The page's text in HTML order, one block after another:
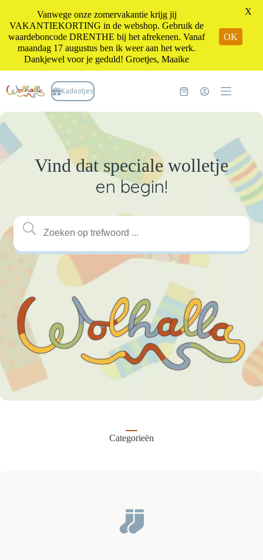
naar
de
Kadootjes Winkelwagen
Vind dat speciale wolletje
en begin!
Categorieën
Vanwege onze zomervakantie krijg jij
VAKANTIEKORTING in de webshop. Gebruik de
waardeboncode DRENTHE bij het afrekenen. Vanaf
maandag 17 augustus ben ik weer aan het werk.
Dankjewel voor je geduld! Groetjes, Maaike
OK
X